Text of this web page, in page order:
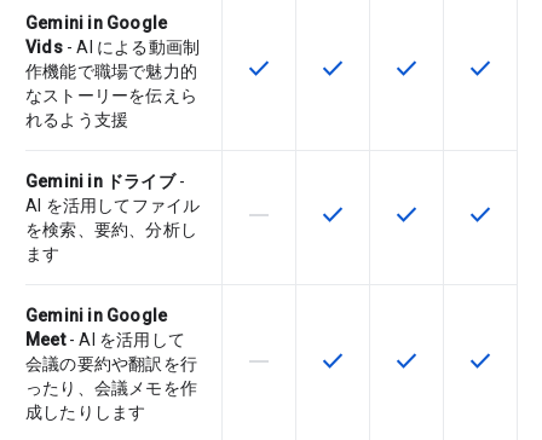
Gemini in Google
Vids- AI による動画制
作機能で職場で魅力的
なストーリーを伝えら
れるよう支援
この機能は該当の SKU で利用で
check この機能は該当の SKU
check この機能は該当
check この機
check
Gemini in ドライブ-
AI を活用してファイル
を検索、要約、分析し
ます
この機能は該当の SKU でサポー
horizontal_rule この機能は該当の SKU
check この機能は該当
check この機
check
Gemini in Google
Meet- AI を活用して
会議の要約や翻訳を行
ったり、会議メモを作
成したりします
この機能は該当の SKU でサポー
horizontal_rule この機能は該当の SKU
check この機能は該当
check この機
check